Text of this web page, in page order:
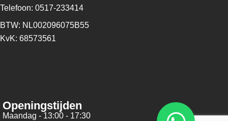
Telefoon: 0517-233414
BTW: NL002096075B55
KvK: 68573561
Openingstijden
Maandag - 13:00 - 17:30